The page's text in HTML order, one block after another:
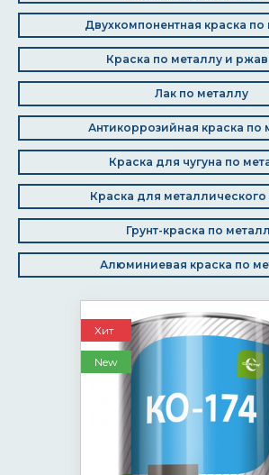
Двухкомпонентная краска по
Краска по металлу и
Лак по металлу
Антикоррозийная краска по
Краска для чугуна по
Краска для металлического
Грунт-краска по
Алюминиевая краска по
Хит
New